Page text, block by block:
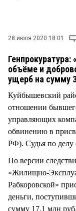
28 июля 2020 18:01
объёме и
ущерб на сумму
Куйбышевский
отношении
управляющих
обвинению в
РФ). Судья по делу
По версии
«Жилищно-
Рабкоровской»
деньги,
сумму 17,1 млн